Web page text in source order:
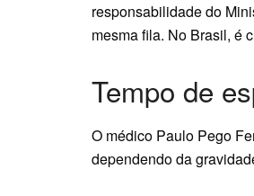
responsabilidade do
mesma fila. No Brasil, é
Tempo de
O médico Paulo Pego
dependendo da